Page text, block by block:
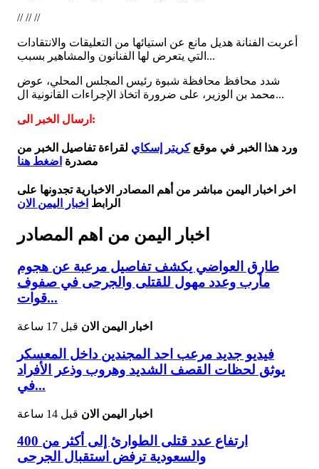
// // //
أعربت الفنانة هديل مانع عن استيائها من التعليقات والانتقادات
التي يتعرض لها الفنانون والمشاهير بسبب...
شدد محافظ محافظة شبوة رئيس المجلس المحلي، عوض
محمد بن الوزير، على ضرورة اتخاذ الإجراءات القانونية ال...
ارسال الخبر الى:
ورد هذا الخبر في موقعكريتر إسكاي لقراءة تفاصيل الخبر من
مصدرة اضغط هنا
اخر اخبار اليمن مباشر من أهم المصادر الاخبارية تجدونها على
الرابط اخبار اليمن الان
اخبار اليمن من اهم المصادر
طارق العواضي يكشف تفاصيل مرعبة عن هجوم
مأرب وعدد مهول للقتلى والجرحى في صفوف
قوات...
اخبار اليمن الان قبل 17 ساعة
فيديو جديد مرعب احد المجندين داخل المعسكر
يوثق لحظات القصف الشديد وهروب وذعر الأفراد
في...
اخبار اليمن الان قبل 14 ساعة
ارتفاع عدد قتلى الطوارئ إلى أكثر من 400
والسعودية ترفض استقبال الجرحى